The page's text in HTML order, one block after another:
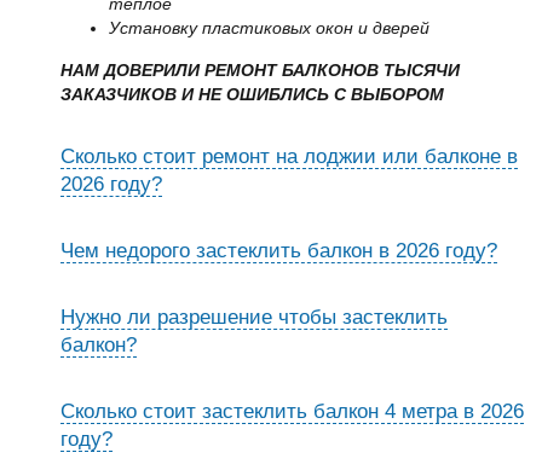
Установку пластиковых окон и дверей
НАМ ДОВЕРИЛИ РЕМОНТ БАЛКОНОВ ТЫСЯЧИ
ЗАКАЗЧИКОВ И НЕ ОШИБЛИСЬ С ВЫБОРОМ
Сколько стоит ремонт на лоджии или балконе в
2026 году?
Чем недорого застеклить балкон в 2026 году?
Нужно ли разрешение чтобы застеклить
балкон?
Сколько стоит застеклить балкон 4 метра в 2026
году?